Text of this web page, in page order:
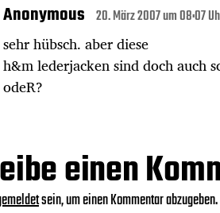
Anonymous 20. März 2007 um 08:07
sehr hübsch. aber diese
h&m lederjacken sind doch auch
odeR?
einen
sein, um einen Kommentar abzugeben.